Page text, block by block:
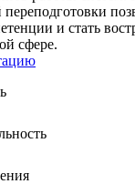
и стать
сфере.